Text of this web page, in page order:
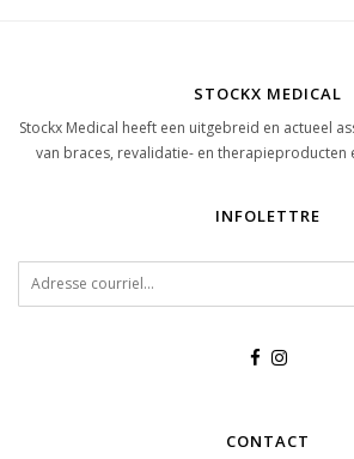
STOCKX MEDICAL
Stockx Medical heeft een uitgebreid en actueel
van braces, revalidatie- en therapieproducten
INFOLETTRE
CONTACT